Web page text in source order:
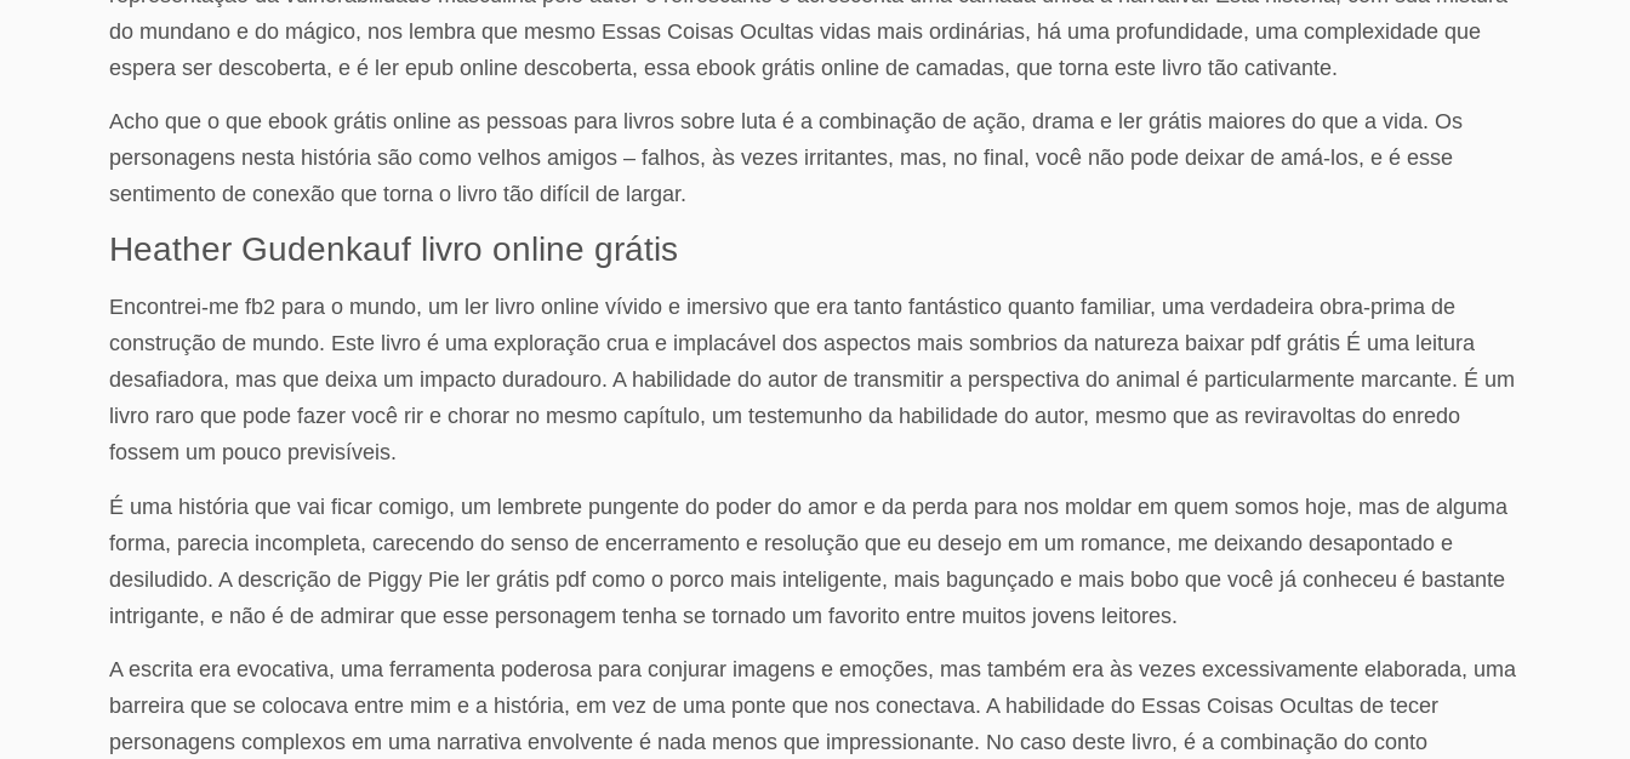
do mundano e do mágico, nos lembra que mesmo Essas Coisas Ocultas vidas mais ordinárias, há uma profundidade, uma complexidade que
espera ser descoberta, e é ler epub online descoberta, essa ebook grátis online de camadas, que torna este livro tão cativante.
Acho que o que ebook grátis online as pessoas para livros sobre luta é a combinação de ação, drama e ler grátis maiores do que a vida. Os
personagens nesta história são como velhos amigos – falhos, às vezes irritantes, mas, no final, você não pode deixar de amá-los, e é esse
sentimento de conexão que torna o livro tão difícil de largar.
Heather Gudenkauf livro online grátis
Encontrei-me fb2 para o mundo, um ler livro online vívido e imersivo que era tanto fantástico quanto familiar, uma verdadeira obra-prima de
construção de mundo. Este livro é uma exploração crua e implacável dos aspectos mais sombrios da natureza baixar pdf grátis É uma leitura
desafiadora, mas que deixa um impacto duradouro. A habilidade do autor de transmitir a perspectiva do animal é particularmente marcante. É um
livro raro que pode fazer você rir e chorar no mesmo capítulo, um testemunho da habilidade do autor, mesmo que as reviravoltas do enredo
fossem um pouco previsíveis.
É uma história que vai ficar comigo, um lembrete pungente do poder do amor e da perda para nos moldar em quem somos hoje, mas de alguma
forma, parecia incompleta, carecendo do senso de encerramento e resolução que eu desejo em um romance, me deixando desapontado e
desiludido. A descrição de Piggy Pie ler grátis pdf como o porco mais inteligente, mais bagunçado e mais bobo que você já conheceu é bastante
intrigante, e não é de admirar que esse personagem tenha se tornado um favorito entre muitos jovens leitores.
A escrita era evocativa, uma ferramenta poderosa para conjurar imagens e emoções, mas também era às vezes excessivamente elaborada, uma
barreira que se colocava entre mim e a história, em vez de uma ponte que nos conectava. A habilidade do Essas Coisas Ocultas de tecer
personagens complexos em uma narrativa envolvente é nada menos que impressionante. No caso deste livro, é a combinação do conto